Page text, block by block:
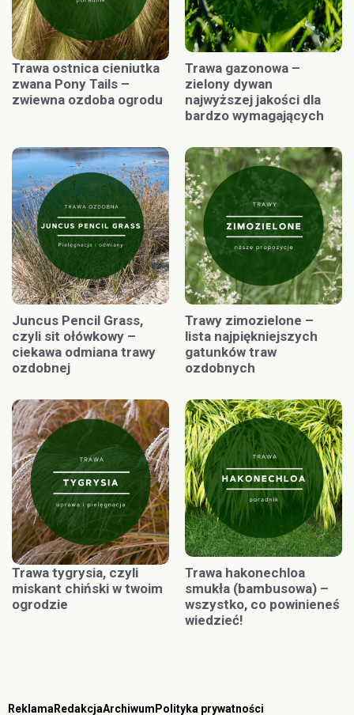
Trawa ostnica cieniutka
zwana Pony Tails –
zwiewna ozdoba ogrodu
Trawa gazonowa –
zielony dywan
najwyższej jakości dla
bardzo wymagających
Juncus Pencil Grass,
czyli sit ołówkowy –
ciekawa odmiana trawy
ozdobnej
Trawy zimozielone –
lista najpiękniejszych
gatunków traw
ozdobnych
Trawa tygrysia, czyli
miskant chiński w twoim
ogrodzie
Trawa hakonechloa
smukła (bambusowa) –
wszystko, co powinieneś
wiedzieć!
Reklama RedakcjaArchiwum Polityka prywatności